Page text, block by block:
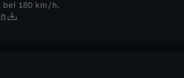
bei 180 km/h.